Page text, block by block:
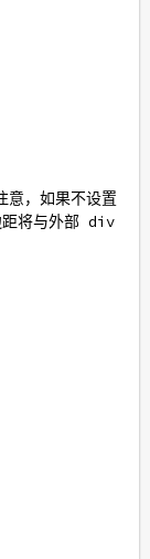
意，如果不设置
将与外部 div